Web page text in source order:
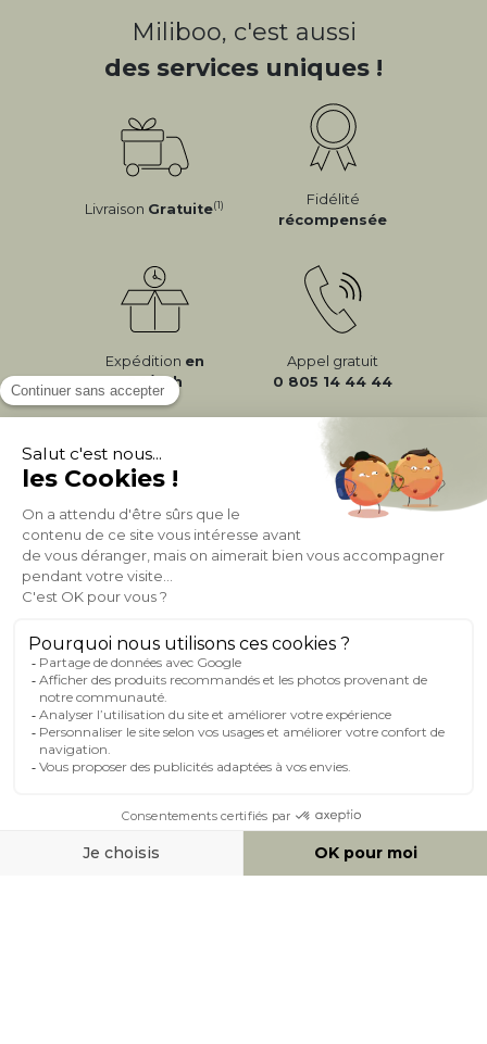
Miliboo, c'est aussi
des services uniques !
Livraison Gratuite(1)
Fidélité
récompensée
Expédition en
24/72h
Appel gratuit
0 805 14 44 44
À PROPOS DE MILIBOO
AIDE & CONTACT